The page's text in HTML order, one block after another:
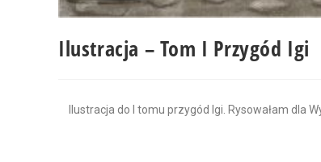
Ilustracja – Tom I Przygód Igi
Ilustracja do I tomu przygód Igi. Rysowałam dla